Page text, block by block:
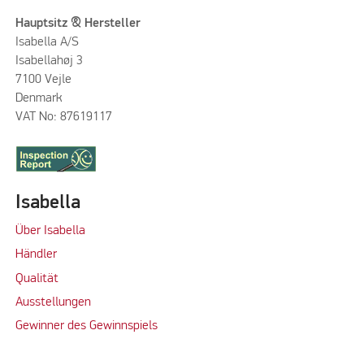
Hauptsitz & Hersteller
Isabella A/S
Isabellahøj 3
7100 Vejle
Denmark
VAT No: 87619117
Isabella
Über Isabella
Händler
Qualität
Ausstellungen
Gewinner des Gewinnspiels